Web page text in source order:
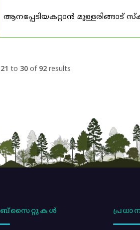
ആനപ്പേടിയകറ്റാൻ മുള്ളരിങ്ങാട്
21 to 30 of 92 results